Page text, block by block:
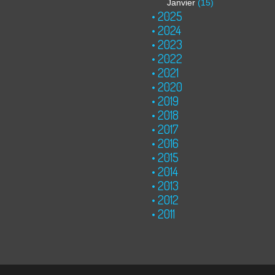
Janvier (15)
2025
2024
2023
2022
2021
2020
2019
2018
2017
2016
2015
2014
2013
2012
2011